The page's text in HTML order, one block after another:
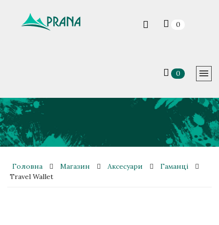
0
0
Головна Магазин Аксесуари
Гаманці
Travel Wallet